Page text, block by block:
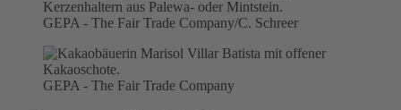
GEPA - The Fair Trade Company/C. Schreer
GEPA - The Fair Trade Company